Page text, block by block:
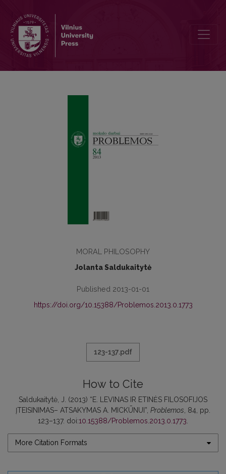
MORAL PHILOSOPHY
Jolanta Saldukaitytė
Published 2013-01-01
https://doi.org/10.15388/Problemos.2013.0.1773
123-137.pdf
How to Cite
Saldukaitytė, J. (2013) “E. LEVINAS IR ETINĖS FILOSOFIJOS
ĮTEISINIMAS– ATSAKYMAS A. MICKŪNUI”, Problemos , 84, pp.
123–137. doi:10.15388/Problemos.2013.0.1773
More Citation Formats